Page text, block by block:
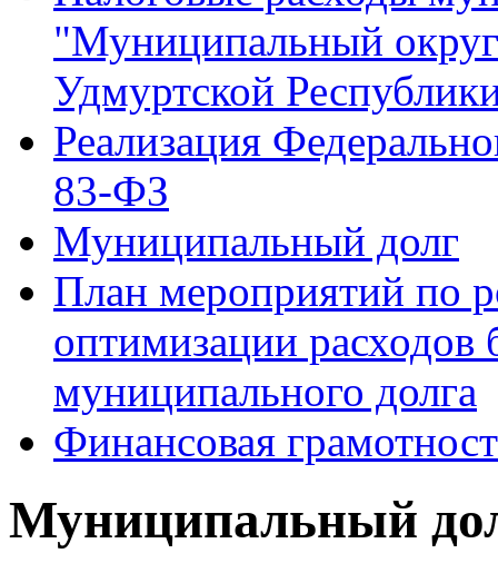
"Муниципальный
Удмуртской
Реализация
83-ФЗ
Муниципальный долг
План мероприятий по
оптимизации
муниципального долга
Финансовая
Муниципальный